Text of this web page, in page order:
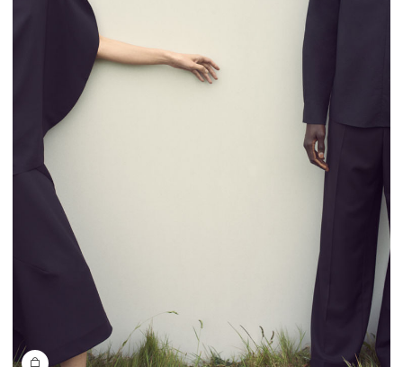
关注我们的微信公众号, 第一时间得知新品信息，特别优惠和门
店活动资讯......